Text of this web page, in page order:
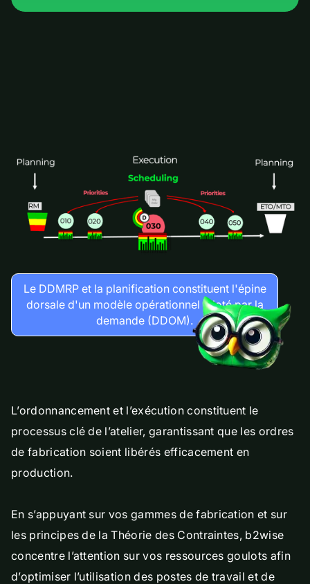
L’ordonnancement et l’exécution constituent le
processus clé de l’atelier, garantissant que les ordres
de fabrication soient libérés efficacement en
production.
En s’appuyant sur vos gammes de fabrication et sur
les principes de la Théorie des Contraintes, b2wise
concentre l’attention sur vos ressources goulots afin
d’optimiser l’utilisation des postes de travail et de
Le DDMRP et la planification constituent l'épine
dorsale d'un modèle opérationnel piloté par la
demande (DDOM).